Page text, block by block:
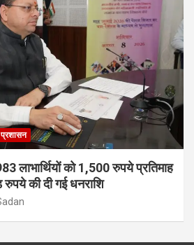
लाभार्थियों को 1,500 रुपये प्रतिमाह
की दी गई धनराशि